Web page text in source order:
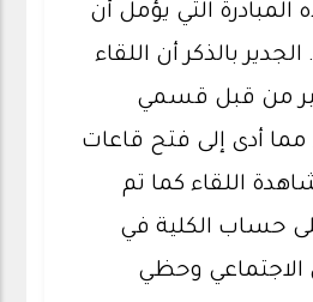
المبادرة التي يؤمل أن
بالذكر أن اللقاء
من قبل قسمي
مما أدى إلى فتح قاعات
اللقاء كما تم
حساب الكلية في
الاجتماعي وحظي